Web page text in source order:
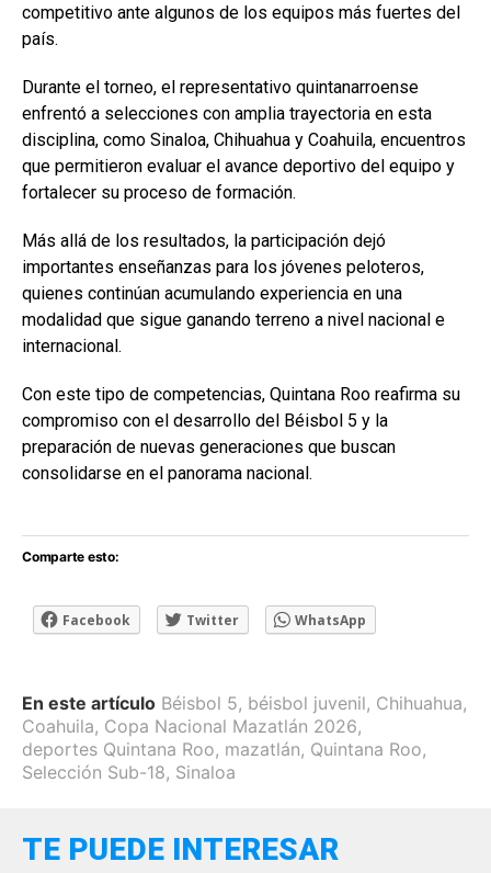
competitivo ante algunos de los equipos más fuertes del
país.
Durante el torneo, el representativo quintanarroense
enfrentó a selecciones con amplia trayectoria en esta
disciplina, como Sinaloa, Chihuahua y Coahuila, encuentros
que permitieron evaluar el avance deportivo del equipo y
fortalecer su proceso de formación.
Más allá de los resultados, la participación dejó
importantes enseñanzas para los jóvenes peloteros,
quienes continúan acumulando experiencia en una
modalidad que sigue ganando terreno a nivel nacional e
internacional.
Con este tipo de competencias, Quintana Roo reafirma su
compromiso con el desarrollo del Béisbol 5 y la
preparación de nuevas generaciones que buscan
consolidarse en el panorama nacional.
Comparte esto:
Facebook Twitter WhatsApp
En este artículo Béisbol 5, béisbol juvenil, Chihuahua,
Coahuila, Copa Nacional Mazatlán 2026,
deportes Quintana Roo, mazatlán, Quintana Roo,
Selección Sub-18, Sinaloa
TE PUEDE INTERESAR